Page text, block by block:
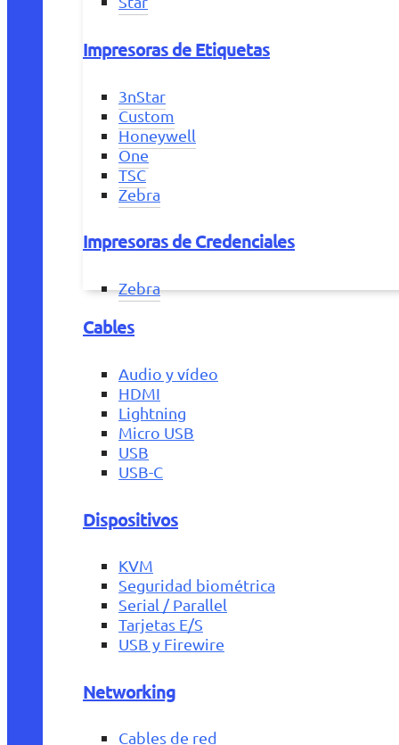
Impresoras de Etiquetas
3nStar
Custom
Honeywell
One
TSC
Zebra
Impresoras de Credenciales
Zebra
Cables
Audio y vídeo
HDMI
Lightning
Micro USB
USB
USB-C
Dispositivos
KVM
Seguridad biométrica
Serial / Parallel
Tarjetas E/S
USB y Firewire
Networking
Cables de red